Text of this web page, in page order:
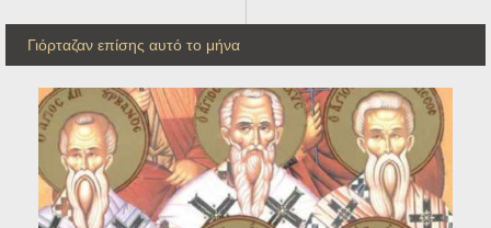
Γιόρταζαν επίσης αυτό το μήνα